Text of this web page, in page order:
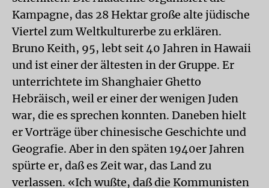
Kampagne, das 28 Hektar große alte jüdische
Viertel zum Weltkulturerbe zu erklären.
Bruno Keith, 95, lebt seit 40 Jahren in Hawaii
und ist einer der ältesten in der Gruppe. Er
unterrichtete im Shanghaier Ghetto
Hebräisch, weil er einer der wenigen Juden
war, die es sprechen konnten. Daneben hielt
er Vorträge über chinesische Geschichte und
Geografie. Aber in den späten 1940er Jahren
spürte er, daß es Zeit war, das Land zu
verlassen. «Ich wußte, daß die Kommunisten